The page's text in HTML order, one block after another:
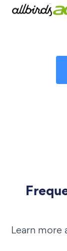
Learn more